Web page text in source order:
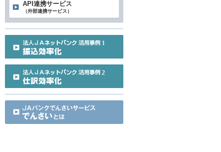
API連携サービス
（外部連携サービス）